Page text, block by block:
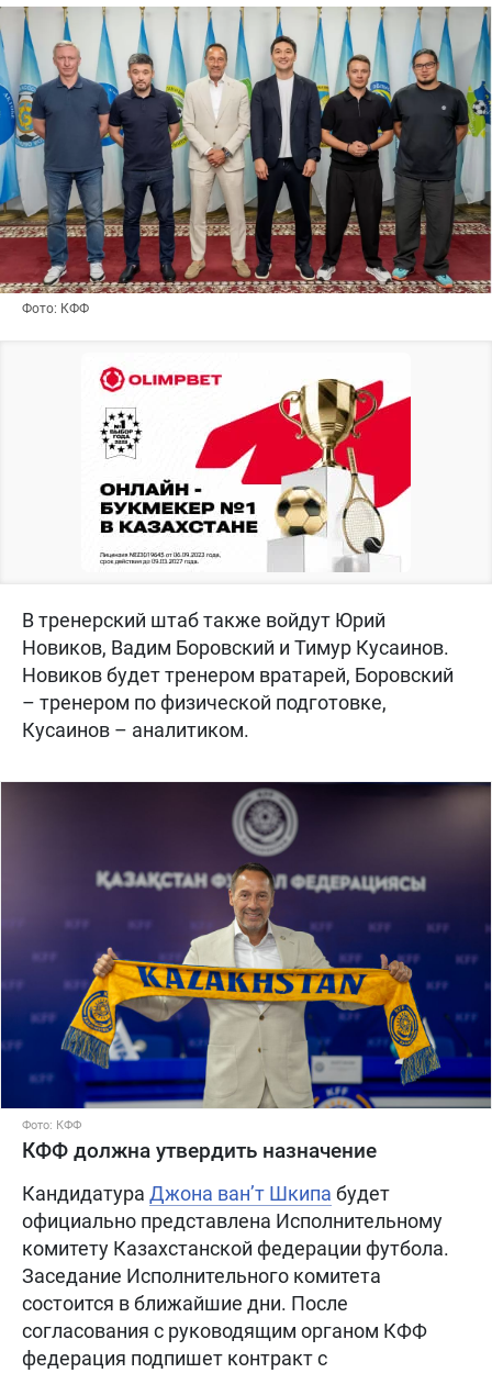
Фото: КФФ
В тренерский штаб также войдут Юрий
Новиков, Вадим Боровский и Тимур Кусаинов.
Новиков будет тренером вратарей, Боровский
– тренером по физической подготовке,
Кусаинов – аналитиком.
Фото: КФФ
КФФ должна утвердить назначение
Кандидатура Джона ван’т Шкипа будет
официально представлена Исполнительному
комитету Казахстанской федерации футбола.
Заседание Исполнительного комитета
состоится в ближайшие дни. После
согласования с руководящим органом КФФ
федерация подпишет контракт с